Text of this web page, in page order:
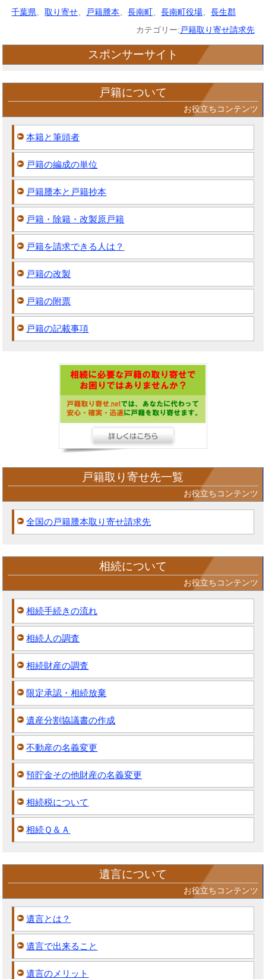
千葉県 、取り寄せ 戸籍謄本 、長南町 、長南町役場 、長生郡
カテゴリー: 戸籍取り寄せ請求先
スポンサーサイト
戸籍について
お役立ちコンテンツ
本籍と筆頭者
戸籍の編成の単位
戸籍謄本と戸籍抄本
戸籍・除籍・改製原戸籍
戸籍を請求できる人は？
戸籍の改製
戸籍の附票
戸籍の記載事項
戸籍取り寄せ先一覧
お役立ちコンテンツ
全国の戸籍謄本取り寄せ請求先
相続について
お役立ちコンテンツ
相続手続きの流れ
相続人の調査
相続財産の調査
限定承認・相続放棄
遺産分割協議書の作成
不動産の名義変更
預貯金その他財産の名義変更
相続税について
相続Ｑ＆Ａ
遺言について
お役立ちコンテンツ
遺言とは？
遺言で出来ること
遺言のメリット